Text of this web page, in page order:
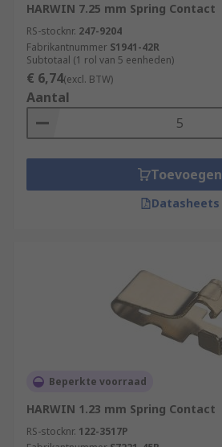
HARWIN 7.25 mm Spring Contact
RS-stocknr. 247-9204
Fabrikantnummer S1941-42R
Subtotaal (1 rol van 5 eenheden)
€ 6,74(excl. BTW)
Aantal
Toevoegen
Datasheets
Beperkte voorraad
HARWIN 1.23 mm Spring Contact
RS-stocknr. 122-3517P